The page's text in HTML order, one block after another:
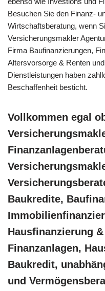
Besuchen Sie den Finanz-
Wirtschaftsberatung, wenn
Versicherungsmakler
Firma Baufinanzierungen,
Altersvorsorge & Renten
Dienstleistungen haben
Beschaffenheit besticht.
Vollkommen egal
Baukredite,
Hausfinanzierung
Finanzanlagen,
Baukredit,
und